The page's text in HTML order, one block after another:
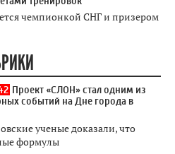
чемпионкой СНГ и призером
Проект «СЛОН» стал одним из
событий на Дне города в
ученые доказали, что
формулы